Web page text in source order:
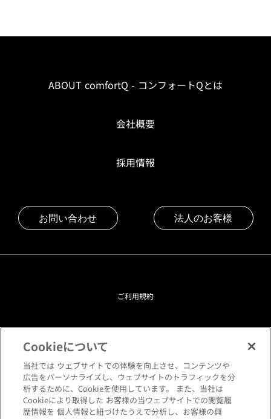
ABOUT comfortQ - コンフォートQとは
会社概要
採用情報
お問い合わせ 法人のお客様
ご利用規約
プライバシーポリシー
クッキーポリシー
閲覧環境について
Cookieについて
当社では ウェブサイトでの体験を向上させ、コンテンツや
広告をパーソナライズし、ウェブサイトのトラフィックを分
析するために、Cookieを使用しています。 また、当社は
Cookieにより取得した お客様の当ウェブサイトでの閲覧履
歴情報を 個人情報と紐づけたうえで分析し、お客様の興